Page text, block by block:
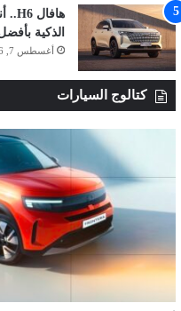
الذكية
أغسطس 7, 2026
كتالوج السيارات